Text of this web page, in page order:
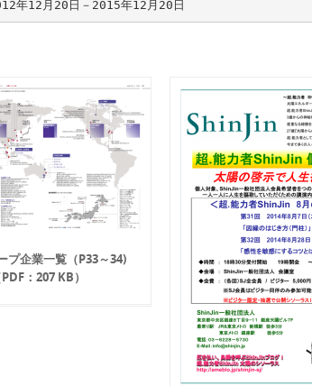
プ企業一覧（P33～34)
PDF：207 KB）